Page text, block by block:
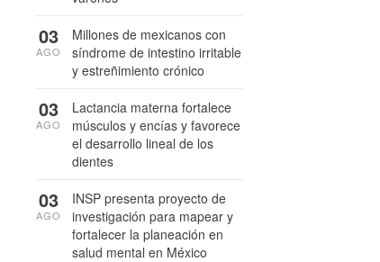
Millones de mexicanos con
síndrome de intestino irritable
y estreñimiento crónico
03
AGO
Lactancia materna fortalece
músculos y encías y favorece
el desarrollo lineal de los
dientes
03
AGO
INSP presenta proyecto de
investigación para mapear y
fortalecer la planeación en
salud mental en México
03
AGO